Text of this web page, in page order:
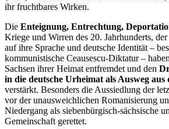
ihr fruchtbares Wirken.
Die Enteignung, Entrechtung,
Kriege und Wirren des 20. Jahrhunderts,
auf ihre Sprache und deutsche Identität –
kommunistische Ceausescu-Diktatur –
Sachsen ihrer Heimat entfremdet und den
in die deutsche Urheimat als Ausweg
verstärkt. Besonders die Aussiedlung der
vor der unausweichlichen Romanisierung
Niedergang als siebenbürgisch-sächsische
Gemeinschaft gerettet.